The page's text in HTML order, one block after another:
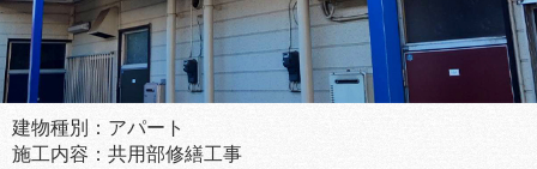
建物種別：アパート
施工内容：共用部修繕工事